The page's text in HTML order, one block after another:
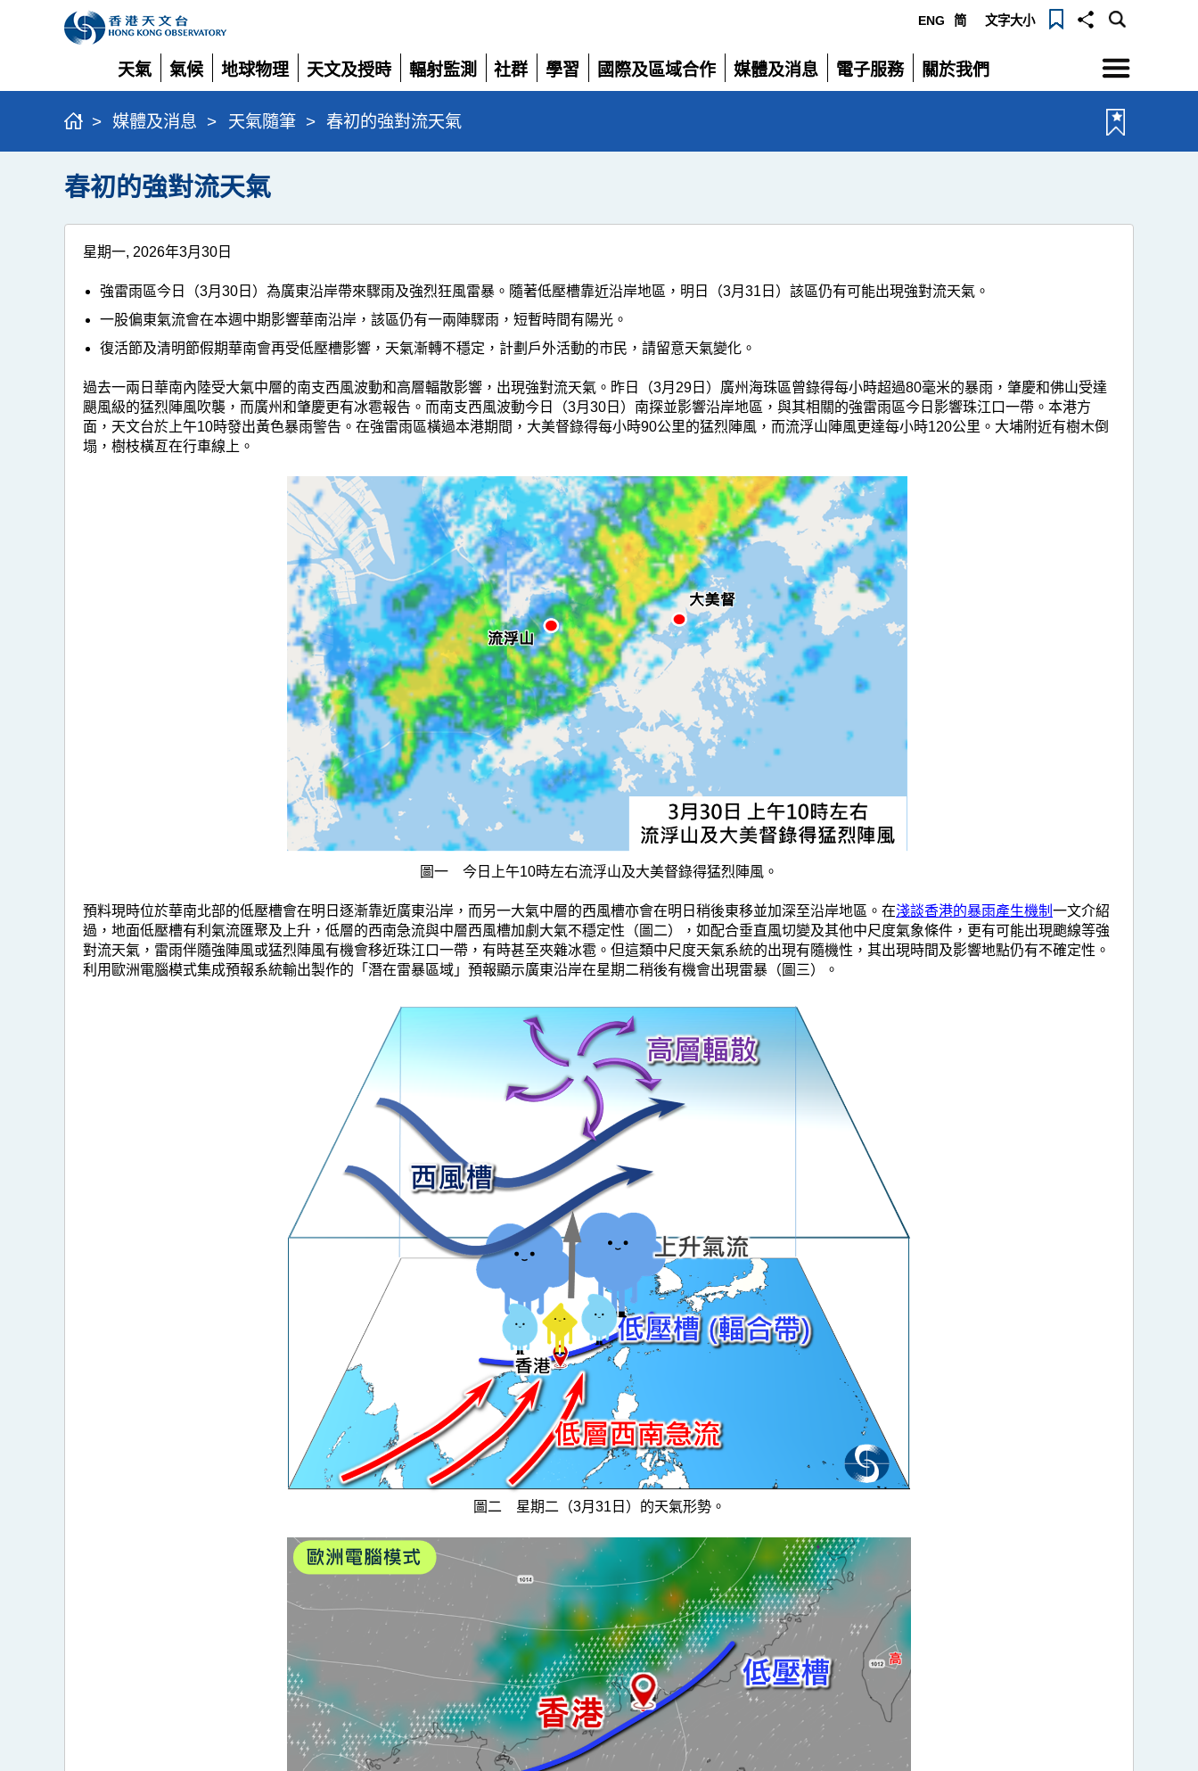
ENG 简 文字大小
天氣
展
開
氣候
展
開
地球物理
展
開
天文及授時
展
開
輻射監測
展
開
社群
展
學習
展
國際及區域合作
展
媒體及消息
展
電子服務
展
關於我們
展
選
單
> 媒體及消息 > 天氣隨筆 > 春初的強對流天氣
春初的強對流天氣
星期一, 2026年3月30日
強雷雨區今日（3月30日）為廣東沿岸帶來驟雨及強烈狂風雷暴。隨著低壓槽靠近沿岸地區，明日（3月31日）該區仍有可能出現強對流天氣。
一股偏東氣流會在本週中期影響華南沿岸，該區仍有一兩陣驟雨，短暫時間有陽光。
復活節及清明節假期華南會再受低壓槽影響，天氣漸轉不穩定，計劃戶外活動的市民，請留意天氣變化。
過去一兩日華南內陸受大氣中層的南支西風波動和高層輻散影響，出現強對流天氣。昨日（3月29日）廣州海珠區曾錄得每小時超過80毫米的暴雨，肇慶和佛山受達
颶風級的猛烈陣風吹襲，而廣州和肇慶更有冰雹報告。而南支西風波動今日（3月30日）南探並影響沿岸地區，與其相關的強雷雨區今日影響珠江口一帶。本港方
面，天文台於上午10時發出黃色暴雨警告。在強雷雨區橫過本港期間，大美督錄得每小時90公里的猛烈陣風，而流浮山陣風更達每小時120公里。大埔附近有樹木倒
塌，樹枝橫亙在行車線上。
圖一 今日上午10時左右流浮山及大美督錄得猛烈陣風。
預料現時位於華南北部的低壓槽會在明日逐漸靠近廣東沿岸，而另一大氣中層的西風槽亦會在明日稍後東移並加深至沿岸地區。在淺談香港的暴雨產生機制 一文介紹
過，地面低壓槽有利氣流匯聚及上升，低層的西南急流與中層西風槽加劇大氣不穩定性（圖二），如配合垂直風切變及其他中尺度氣象條件，更有可能出現颮線等強
對流天氣，雷雨伴隨強陣風或猛烈陣風有機會移近珠江口一帶，有時甚至夾雜冰雹。但這類中尺度天氣系統的出現有隨機性，其出現時間及影響地點仍有不確定性。
利用歐洲電腦模式集成預報系統輸出製作的「潛在雷暴區域」預報顯示廣東沿岸在星期二稍後有機會出現雷暴（圖三）。
圖二 星期二（3月31日）的天氣形勢。